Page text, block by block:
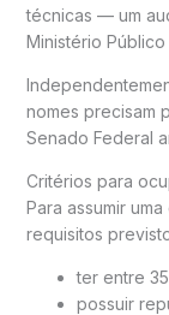
técnicas — um
Ministério
nomes precisam
Senado Federal
Critérios para
Para assumir
requisitos
ter entre
possuir